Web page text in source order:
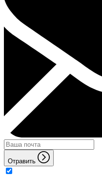
Отравить